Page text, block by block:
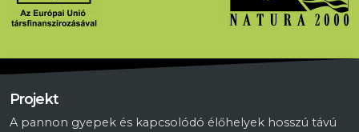
Projekt
A pannon gyepek és kapcsolódó élőhelyek hosszú távú